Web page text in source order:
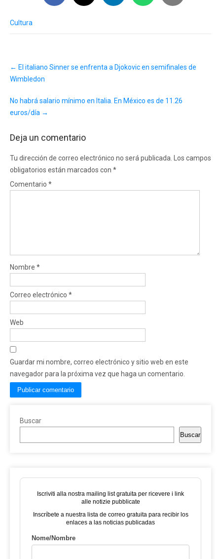
Cultura
navigation
← El italiano Sinner se enfrenta a Djokovic en semifinales de
Wimbledon
No habrá salario mínimo en Italia. En México es de 11.26
euros/día →
Deja un comentario
Tu dirección de correo electrónico no será publicada.
Los campos
obligatorios están marcados con *
Comentario *
Nombre *
Correo electrónico *
Web
Guardar mi nombre, correo electrónico y sitio web en este
navegador para la próxima vez que haga un comentario.
Buscar
Buscar
Iscriviti alla nostra mailing list gratuita per ricevere i link
alle notizie pubblicate
Inscríbete a nuestra lista de correo gratuita para recibir los
enlaces a las noticias publicadas
Nome/Nombre